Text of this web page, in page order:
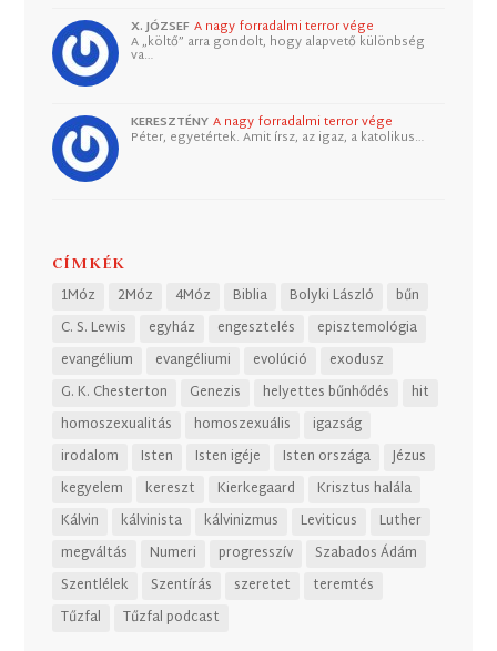
X. JÓZSEF A nagy forradalmi terror vége
A „költő” arra gondolt, hogy alapvető különbség
va…
KERESZTÉNY A nagy forradalmi terror vége
Péter, egyetértek. Amit írsz, az igaz, a katolikus…
CÍMKÉK
1Móz 2Móz 4Móz Biblia Bolyki László
bűn
C. S. Lewis
egyház engesztelés
episztemológia
evangélium
evangéliumi evolúció
exodusz
G. K. Chesterton
Genezis helyettes bűnhődés
hit
homoszexualitás
homoszexuális
igazság
irodalom
Isten Isten igéje Isten országa
Jézus
kegyelem
kereszt Kierkegaard
Krisztus halála
Kálvin
kálvinista kálvinizmus Leviticus
Luther
megváltás
Numeri progresszív
Szabados Ádám
Szentlélek
Szentírás szeretet
teremtés
Tűzfal
Tűzfal podcast